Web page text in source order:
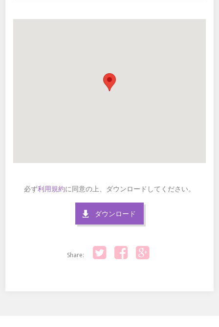
必ず利用規約に同意の上、ダウンロードしてください。
ダウンロード
Share: